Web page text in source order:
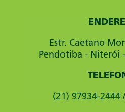
Estr. Caetano
Pendotiba - Niterói
(21) 97934-2444